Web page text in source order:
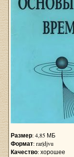
Размер: 4,85 МБ
Формат: rar|djvu
Качество: хорошее